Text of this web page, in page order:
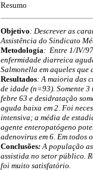
Resumo
Objetivo: Descrever as
Assistência do Sindicato
Metodología: Entre 1/IV/97
enfermidade diarreica
Salmonella em aqueles que
Resultados: A maioria das
de idade (n=93). Somente
febre 63 e desidratação
aguda baixa em 2. Foi
intensiva; a média de
agente enteropatógeno
adenovirus em 6. Em todos
Conclusões:A população
assistida no setor público.
foi muito satisfatório.